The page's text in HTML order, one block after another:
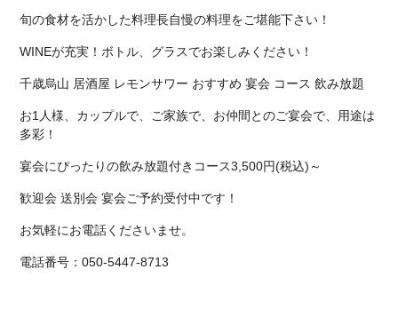
旬の食材を活かした料理長自慢の料理をご堪能下さい！
WINEが充実！ボトル、グラスでお楽しみください！
千歳烏山 居酒屋 レモンサワー おすすめ 宴会 コース 飲み放題
お1人様、カップルで、ご家族で、お仲間とのご宴会で、用途は
多彩！
宴会にぴったりの飲み放題付きコース3,500円(税込)～
歓迎会 送別会 宴会ご予約受付中です！
お気軽にお電話くださいませ。
電話番号：050-5447-8713